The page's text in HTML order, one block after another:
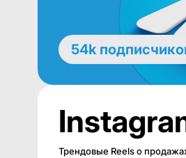
54k
Трендовые Reels о